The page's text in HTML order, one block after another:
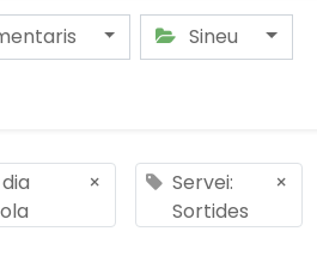
Sineu
×
Servei:
Sortides
×